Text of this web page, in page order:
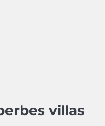
villas